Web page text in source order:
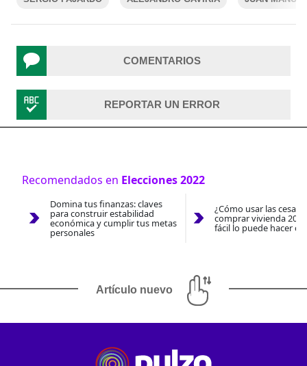
COMENTARIOS
REPORTAR UN ERROR
Recomendados en Elecciones 2022
Domina tus finanzas: claves
para construir estabilidad
económica y cumplir tus metas
personales
¿Cómo usar las
comprar vivienda
fácil lo puede hacer
Artículo nuevo